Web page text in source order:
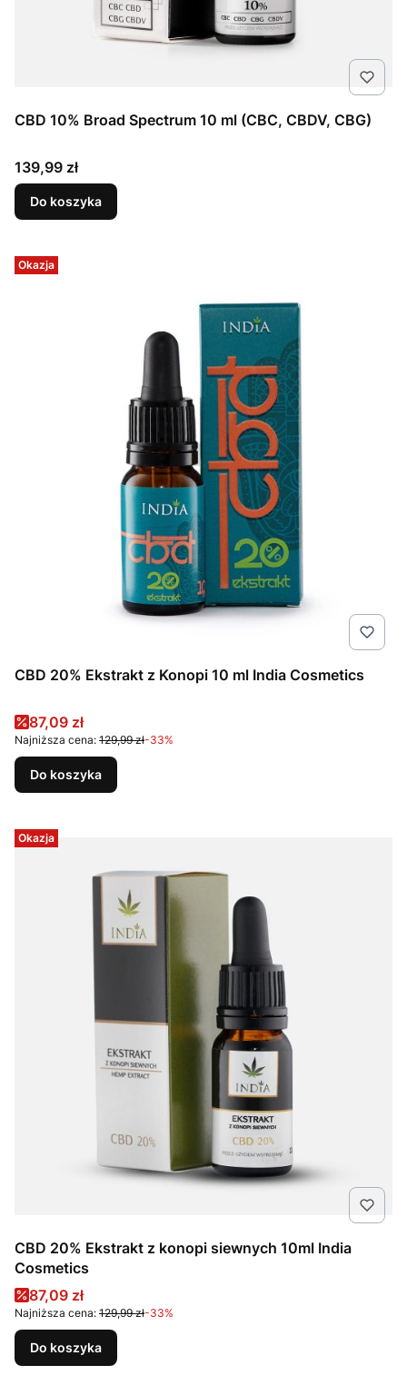
CBD 10% Broad Spectrum 10 ml (CBC, CBDV, CBG)
Cena
139,99 zł
Do koszyka
Okazja
CBD 20% Ekstrakt z Konopi 10 ml India Cosmetics
Cena promocyjna
87,09 zł
Najniższa cena: 129,99 zł-33%
Do koszyka
Okazja
CBD 20% Ekstrakt z konopi siewnych 10ml India
Cosmetics
Cena promocyjna
87,09 zł
Najniższa cena: 129,99 zł-33%
Do koszyka